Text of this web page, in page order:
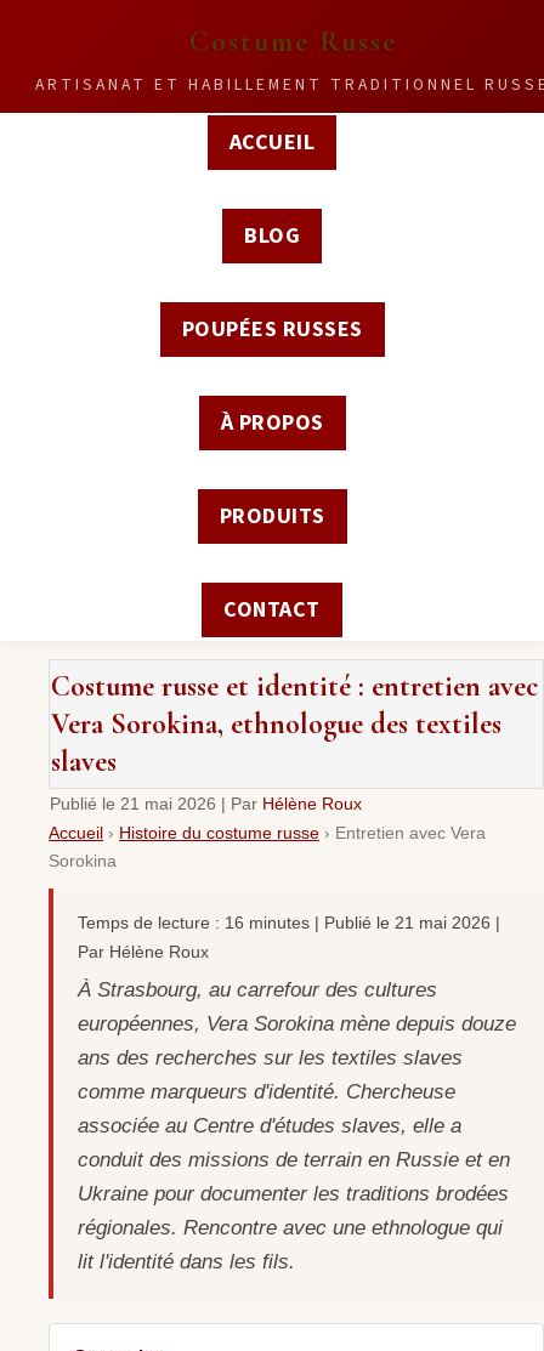
Costume Russe
ARTISANAT ET HABILLEMENT TRADITIONNEL
ACCUEIL
BLOG
POUPÉES RUSSES
À PROPOS
PRODUITS
CONTACT
Costume russe et identité : entretien avec
Vera Sorokina, ethnologue des textiles
slaves
Publié le 21 mai 2026 | Par Hélène Roux
Accueil › Histoire du costume russe › Entretien avec Vera
Sorokina
Temps de lecture : 16 minutes | Publié le 21 mai 2026 |
Par Hélène Roux
À Strasbourg, au carrefour des cultures
européennes, Vera Sorokina mène depuis douze
ans des recherches sur les textiles slaves
comme marqueurs d'identité. Chercheuse
associée au Centre d'études slaves, elle a
conduit des missions de terrain en Russie et en
Ukraine pour documenter les traditions brodées
régionales. Rencontre avec une ethnologue qui
lit l'identité dans les fils.